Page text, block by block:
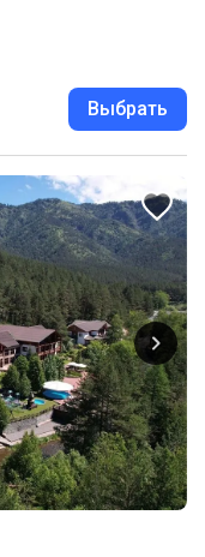
Выбрать